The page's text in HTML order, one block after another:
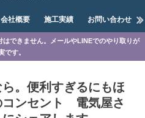
会社概要 施工実績 お問い合わせ
できません。メールやLINEでのやり取りが
です。
。便利すぎるにもほ
コンセント 電気屋さ